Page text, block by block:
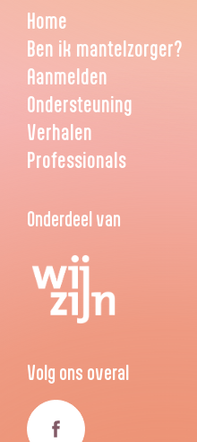
Home
Ben ik mantelzorger?
Aanmelden
Ondersteuning
Verhalen
Professionals
Onderdeel van
Volg ons overal